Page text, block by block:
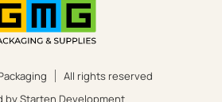
All rights reserved
by Starten Development